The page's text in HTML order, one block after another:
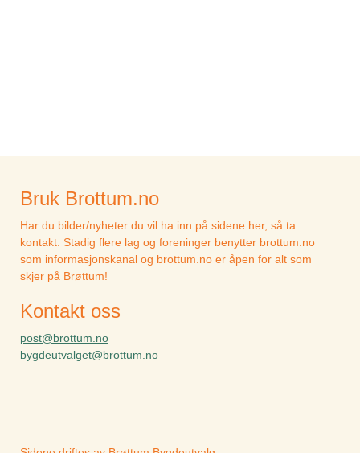
Bruk Brottum.no
Har du bilder/nyheter du vil ha inn på sidene her, så ta
kontakt. Stadig flere lag og foreninger benytter brottum.no
som informasjonskanal og brottum.no er åpen for alt som
skjer på Brøttum!
Kontakt oss
post@brottum.no
bygdeutvalget@brottum.no